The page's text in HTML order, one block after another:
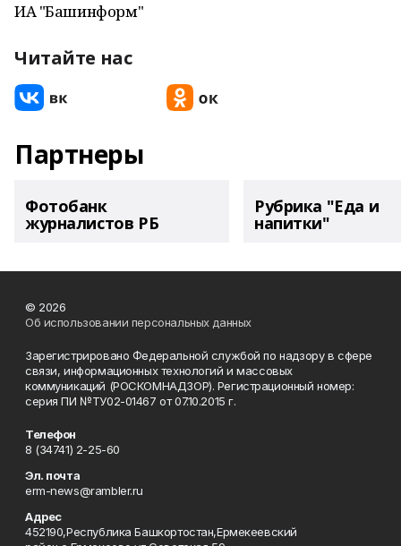
ИА "Башинформ"
Читайте нас
Партнеры
Фотобанк
журналистов РБ
Рубрика "Еда и
напитки"
© 2026
Об использовании персональных данных
Зарегистрировано Федеральной службой по надзору в сфере
связи, информационных технологий и массовых
коммуникаций (РОСКОМНАДЗОР). Регистрационный номер:
серия ПИ №ТУ02-01467 от 07.10.2015 г.
Телефон
8 (34741) 2-25-60
Эл. почта
erm-news@rambler.ru
Адрес
452190,Республика Башкортостан,Ермекеевский